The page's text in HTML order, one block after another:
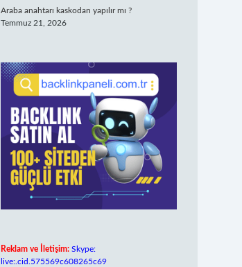
Araba anahtarı kaskodan yapılır mı ?
Temmuz 21, 2026
Reklam ve İletişim: Skype:
live:.cid.575569c608265c69